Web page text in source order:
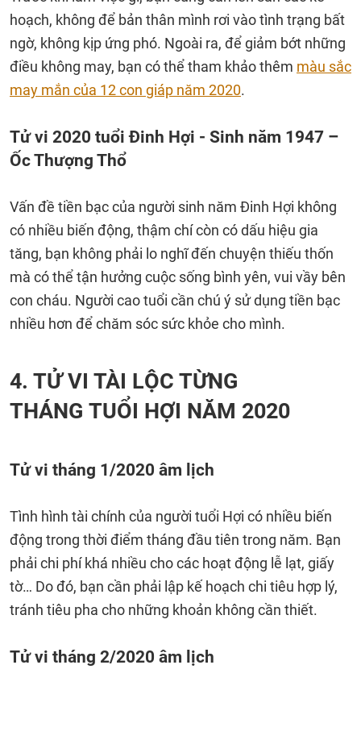
hoạch, không để bản thân mình rơi vào tình trạng bất
ngờ, không kịp ứng phó. Ngoài ra, để giảm bớt những
điều không may, bạn có thể tham khảo thêm màu sắc
may mắn của 12 con giáp năm 2020.
Tử vi 2020 tuổi Đinh Hợi - Sinh năm 1947 –
Ốc Thượng Thổ
Vấn đề tiền bạc của người sinh năm Đinh Hợi không
có nhiều biến động, thậm chí còn có dấu hiệu gia
tăng, bạn không phải lo nghĩ đến chuyện thiếu thốn
mà có thể tận hưởng cuộc sống bình yên, vui vầy bên
con cháu. Người cao tuổi cần chú ý sử dụng tiền bạc
nhiều hơn để chăm sóc sức khỏe cho mình.
4. TỬ VI TÀI LỘC TỪNG
THÁNG TUỔI HỢI NĂM 2020
Tử vi tháng 1/2020 âm lịch
Tình hình tài chính của người tuổi Hợi có nhiều biến
động trong thời điểm tháng đầu tiên trong năm. Bạn
phải chi phí khá nhiều cho các hoạt động lễ lạt, giấy
tờ… Do đó, bạn cần phải lập kế hoạch chi tiêu hợp lý,
tránh tiêu pha cho những khoản không cần thiết.
Tử vi tháng 2/2020 âm lịch